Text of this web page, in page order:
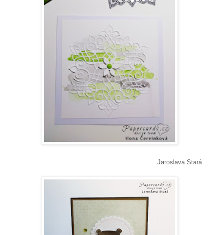
Jaroslava Stará